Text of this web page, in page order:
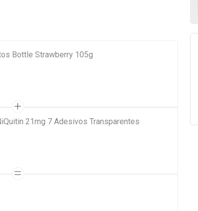
Bottle Strawberry 105g
21mg 7 Adesivos Transparentes